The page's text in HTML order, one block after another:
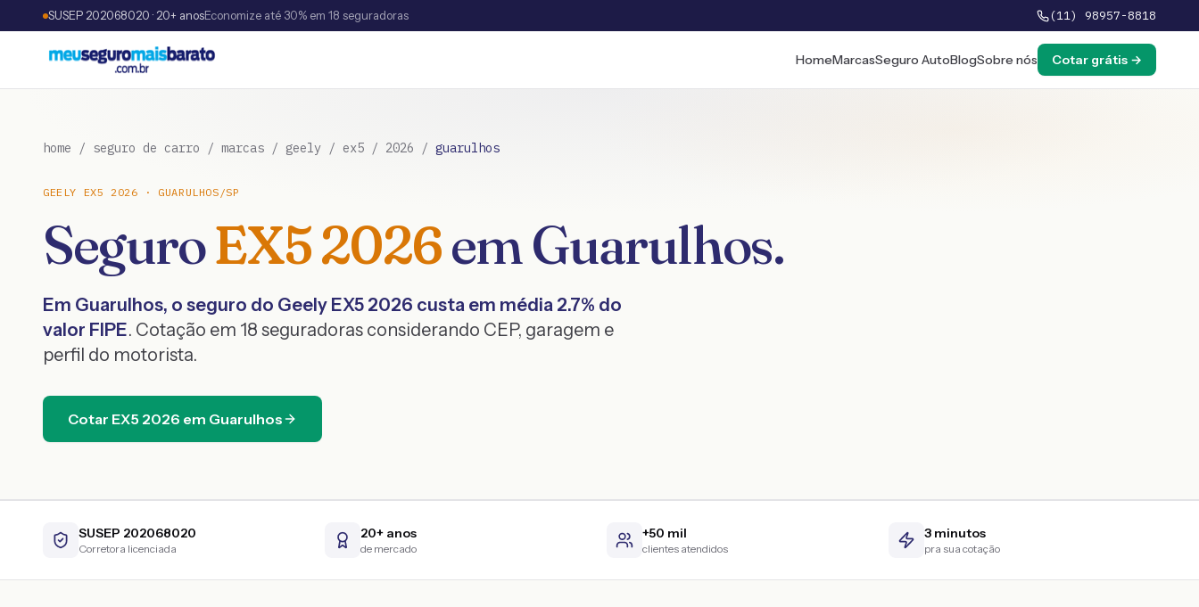
SUSEP 202068020 · 20+ anosEconomize até 30% em 18 seguradoras (11) 98957-8818
HomeMarcasSeguro AutoBlogSobre nós Cotar grátis →
home / seguro de carro / marcas / geely / ex5 / 2026 / guarulhos
GEELY EX5 2026 · GUARULHOS /SP
SeguroEX52026emGuarulhos.
Em Guarulhos, o seguro do Geely EX5 2026 custa em média 2.7% do
valor FIPE. Cotação em 18 seguradoras considerando CEP, garagem e
perfil do motorista.
Cotar EX5 2026 em Guarulhos
SUSEP 202068020
Corretora licenciada
20+ anos
de mercado
+50 mil
clientes atendidos
3 minutos
pra sua cotação